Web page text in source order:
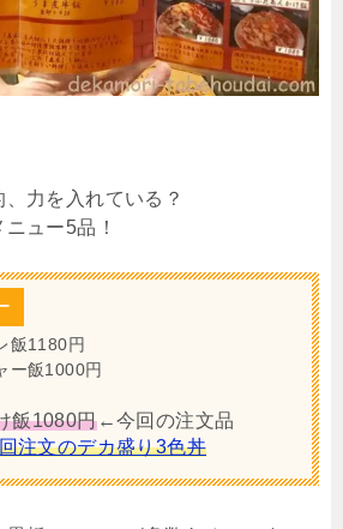
力を入れている？
ュー5品！
飯1180円
ー飯1000円
飯1080円←今回の注文品
注文のデカ盛り3色丼